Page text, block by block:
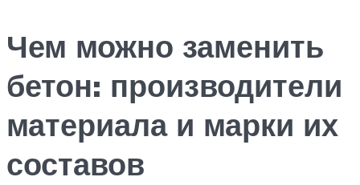
Чем можно заменить
бетон: производители
материала и марки их
составов